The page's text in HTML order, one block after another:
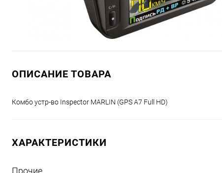
ОПИСАНИЕ ТОВАРА
Комбо устр-во Inspector MARLIN (GPS А7 Full HD)
ХАРАКТЕРИСТИКИ